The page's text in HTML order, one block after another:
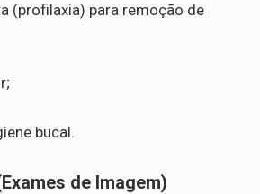
(profilaxia) para remoção de
bucal.
de Imagem)